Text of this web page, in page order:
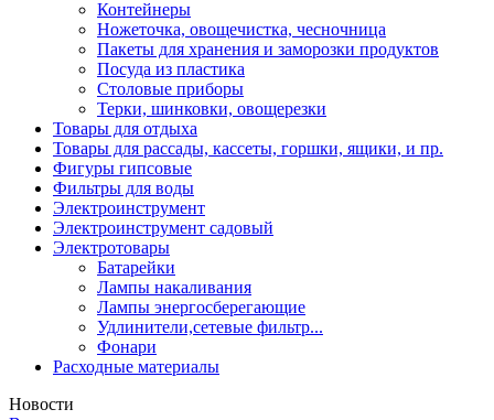
Контейнеры
Ножеточка, овощечистка, чесночница
Пакеты для хранения и заморозки продуктов
Посуда из пластика
Столовые приборы
Терки, шинковки, овощерезки
Товары для отдыха
Товары для рассады, кассеты, горшки, ящики, и пр.
Фигуры гипсовые
Фильтры для воды
Электроинструмент
Электроинструмент садовый
Электротовары
Батарейки
Лампы накаливания
Лампы энергосберегающие
Удлинители,сетевые фильтр...
Фонари
Расходные материалы
Новости